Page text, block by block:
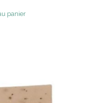
panier